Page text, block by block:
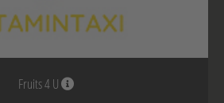
Fruits 4 U